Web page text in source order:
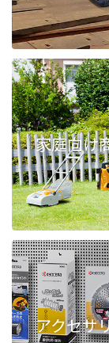
家庭向け
アクセサ